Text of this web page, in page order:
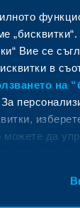
Вие се
в
на
можете да
Търговско
ПОС
Пазари,
и
Факторинг
Кредити за
Финансови